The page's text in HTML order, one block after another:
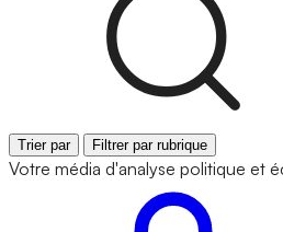
Trier par Filtrer par rubrique
Votre média d'analyse politique et